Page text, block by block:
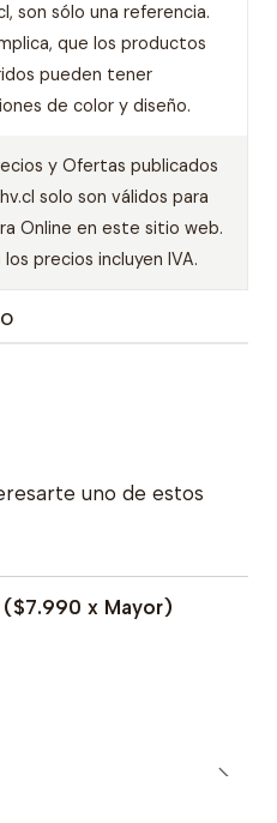
son sólo una referencia.
que los productos
pueden tener
de color y diseño.
y Ofertas publicados
solo son válidos para
Online en este sitio web.
los precios incluyen IVA.
uno de estos
x Mayor)